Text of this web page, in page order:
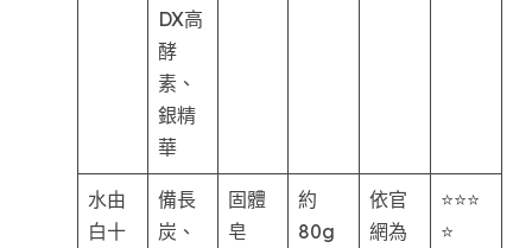
DX高
酵
素、
銀精
華
水由
白十
備長
炭、
固體
皂
約
80g
依官
網為
⭐⭐⭐
⭐